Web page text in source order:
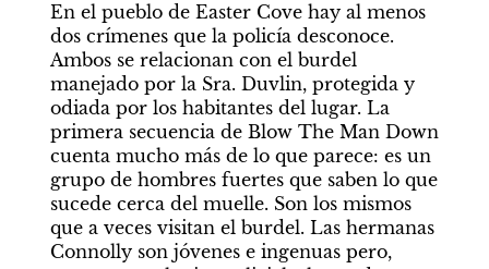
En el pueblo de Easter Cove hay al menos
dos crímenes que la policía desconoce.
Ambos se relacionan con el burdel
manejado por la Sra. Duvlin, protegida y
odiada por los habitantes del lugar. La
primera secuencia de Blow The Man Down
cuenta mucho más de lo que parece: es un
grupo de hombres fuertes que saben lo que
sucede cerca del muelle. Son los mismos
que a veces visitan el burdel. Las hermanas
Connolly son jóvenes e ingenuas pero,